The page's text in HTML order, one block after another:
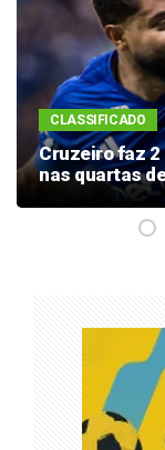
CLASSIFICADO
Cruzeiro faz 2
nas quartas